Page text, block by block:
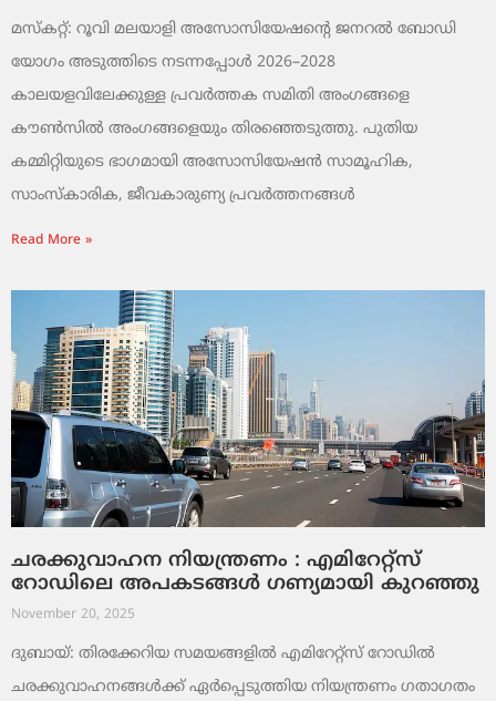
മസ്കറ്റ്: റൂവി മലയാളി അസോസിയേഷന്റെ ജനറൽ ബോഡി
യോഗം അടുത്തിടെ നടന്നപ്പോൾ 2026–2028
കാലയളവിലേക്കുള്ള പ്രവർത്തക സമിതി അംഗങ്ങളെ
കൗൺസിൽ അംഗങ്ങളെയും തിരഞ്ഞെടുത്തു. പുതിയ
കമ്മിറ്റിയുടെ ഭാഗമായി അസോസിയേഷൻ സാമൂഹിക,
സാംസ്‌കാരിക, ജീവകാരുണ്യ പ്രവർത്തനങ്ങൾ
Read More »
ചരക്കുവാഹന നിയന്ത്രണം : എമിറേറ്റ്സ്
റോഡിലെ അപകടങ്ങൾ ഗണ്യമായി കുറഞ്ഞു
November 20, 2025
ദുബായ്: തിരക്കേറിയ സമയങ്ങളിൽ എമിറേറ്റ്സ് റോഡിൽ
ചരക്കുവാഹനങ്ങൾക്ക് ഏർപ്പെടുത്തിയ നിയന്ത്രണം ഗതാഗതം